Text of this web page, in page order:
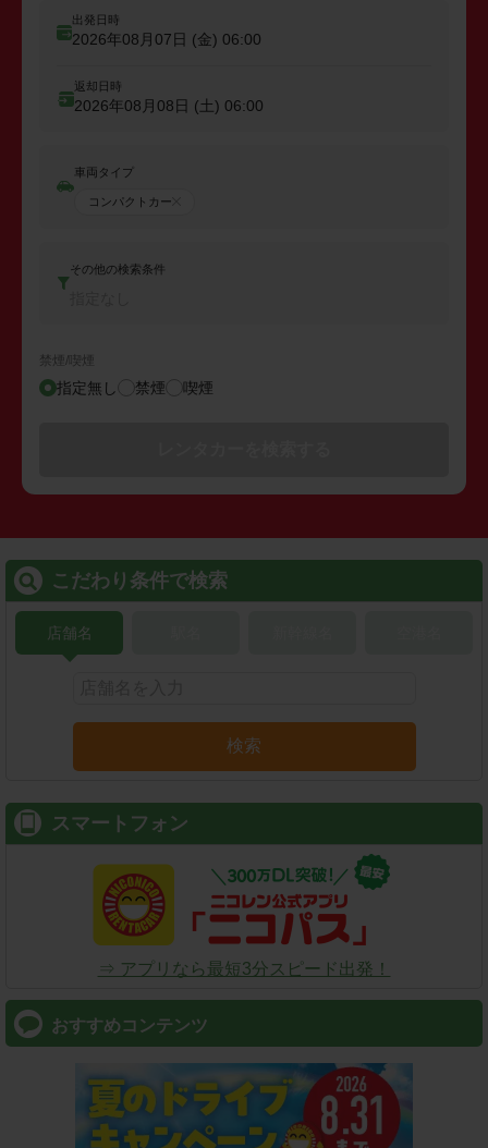
出発日時
2026年08月07日 (金) 06:00
返却日時
2026年08月08日 (土) 06:00
車両タイプ
コンパクトカー
その他の検索条件
禁煙/喫煙
指定無し 禁煙 喫煙
こだわり条件で検索
店舗名
検索
スマートフォン
⇒ アプリなら最短3分スピード出発！
おすすめコンテンツ